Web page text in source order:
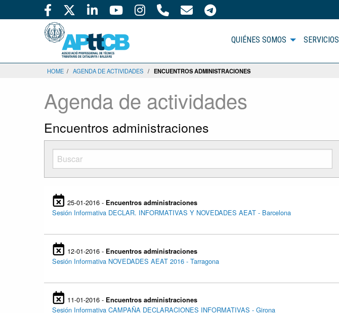
QUIÉNES SOMOS SERVICIOS
HOME / AGENDA DE ACTIVIDADES / ENCUENTROS ADMINISTRACIONES
Agenda de actividades
Encuentros administraciones
25-01-2016 - Encuentros administraciones
Sesión Informativa DECLAR. INFORMATIVAS Y NOVEDADES AEAT - Barcelona
12-01-2016 - Encuentros administraciones
Sesión Informativa NOVEDADES AEAT 2016 - Tarragona
11-01-2016 - Encuentros administraciones
Sesión Informativa CAMPAÑA DECLARACIONES INFORMATIVAS - Girona